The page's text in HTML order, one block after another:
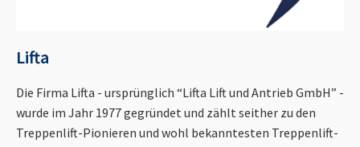
Lifta
Die Firma Lifta - ursprünglich “Lifta Lift und Antrieb GmbH” -
wurde im Jahr 1977 gegründet und zählt seither zu den
Treppenlift-Pionieren und wohl bekanntesten Treppenlift-